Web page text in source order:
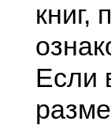
книг,
Если